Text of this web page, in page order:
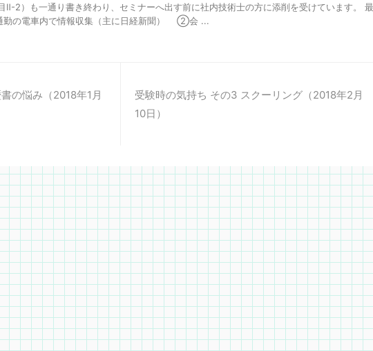
Ⅱ-2）も一通り書き終わり、セミナーへ出す前に社内技術士の方に添削を受けています。
の電車内で情報収集（主に日経新聞） ②会 ...
の悩み（2018年1月
受験時の気持ち その3 スクーリング（2018年2月
10日）